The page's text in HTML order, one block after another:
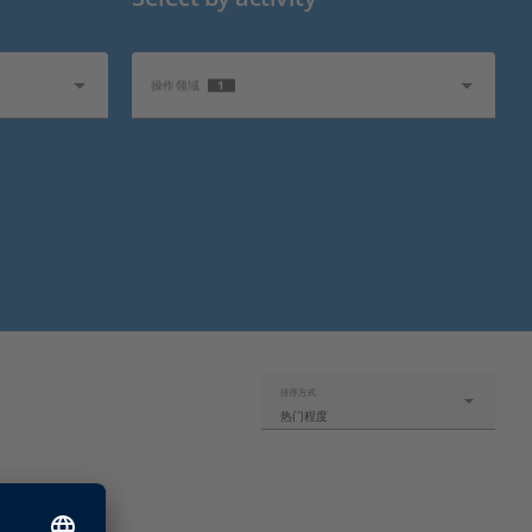
操作领域 1
排序方式:
热门程度